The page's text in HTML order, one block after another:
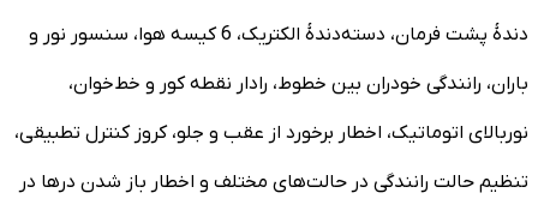
دندۀ پشت فرمان، دسته‌دندۀ الکتریک، 6 کیسه هوا، سنسور نور و
باران، رانندگی خودران بین خطوط، رادار نقطه کور و خط‌خوان،
نوربالای اتوماتیک، اخطار برخورد از عقب و جلو، کروز کنترل تطبیقی،
تنظیم حالت رانندگی در حالت‌های مختلف و اخطار باز شدن درها در